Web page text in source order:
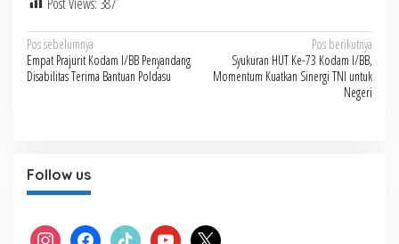
Navigasi
pos
Pos sebelumnya
Empat Prajurit Kodam I/BB Penyandang
Disabilitas Terima Bantuan Poldasu
Pos berikutnya
Syukuran HUT Ke-73 Kodam I/BB,
Momentum Kuatkan Sinergi TNI untuk
Negeri
Follow us
instagram facebook tiktok youtube x